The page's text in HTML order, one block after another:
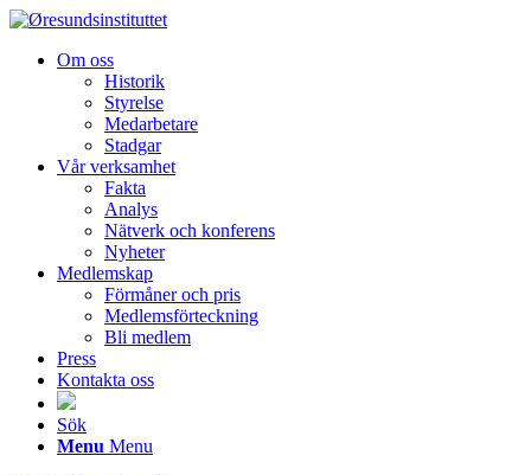
Om oss
Historik
Styrelse
Medarbetare
Stadgar
Vår verksamhet
Fakta
Analys
Nätverk och konferens
Nyheter
Medlemskap
Förmåner och pris
Medlemsförteckning
Bli medlem
Press
Kontakta oss
Sök
Menu Menu